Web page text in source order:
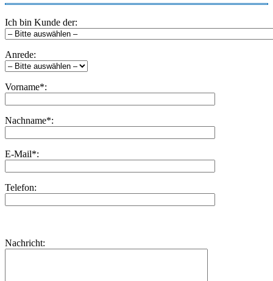
Ich bin Kunde der:
Anrede:
Vorname*:
Nachname*:
E-Mail*:
Telefon:
dieses
lasse
Nachricht: